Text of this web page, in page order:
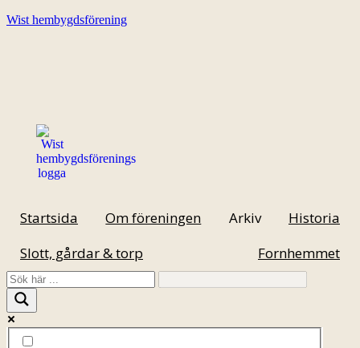
Wist hembygdsförening
Startsida Om föreningen Arkiv
Historia
Slott, gårdar & torp
Fornhemmet